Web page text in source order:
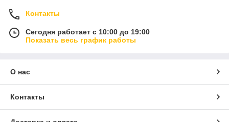
Контакты
Сегодня работает с 10:00 до 19:00
Показать весь график работы
О нас
Контакты